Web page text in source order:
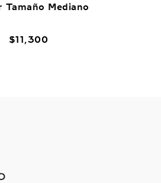
Tamaño Mediano
$11 ,300